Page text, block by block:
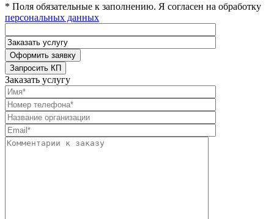
* Поля обязательные к заполнению. Я согласен на обработку
персональных данных
Заказать услугу